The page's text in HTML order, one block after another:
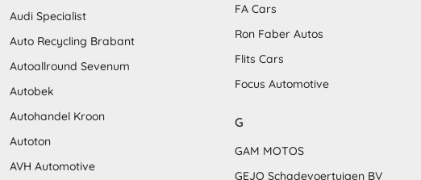
Audi Specialist
Auto Recycling Brabant
Autoallround Sevenum
Autobek
Autohandel Kroon
Autoton
AVH Automotive
FA Cars
Ron Faber Autos
Flits Cars
Focus Automotive
G
GAM MOTOS
GEJO Schadevoertuigen BV